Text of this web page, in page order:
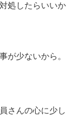
処したらいいか
が少ないから。
さんの心に少し